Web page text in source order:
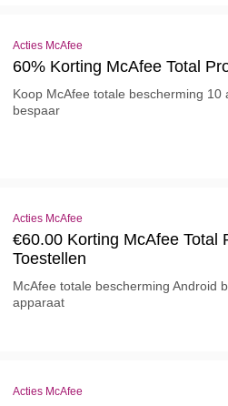
Acties McAfee
60% Korting McAfee Total
Koop McAfee totale bescherming 10
bespaar
Acties McAfee
€60.00 Korting McAfee Total
Toestellen
McAfee totale bescherming Android
apparaat
Acties McAfee